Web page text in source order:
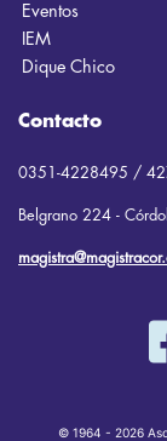
Eventos
IEM
Dique Chico
Contacto
0351-4228495 /
Belgrano 224 -
© 1964 - 2026